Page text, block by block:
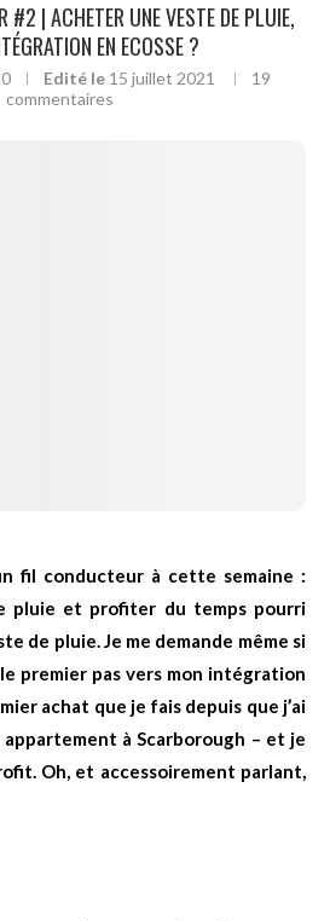
#2 | ACHETER UNE VESTE DE PLUIE,
EN ECOSSE ?
Edité le 15 juillet 2021
19
commentaires
fil conducteur à cette semaine :
pluie et profiter du temps pourri
de pluie. Je me demande même si
premier pas vers mon intégration
achat que je fais depuis que j’ai
à Scarborough – et je
Oh, et accessoirement parlant,